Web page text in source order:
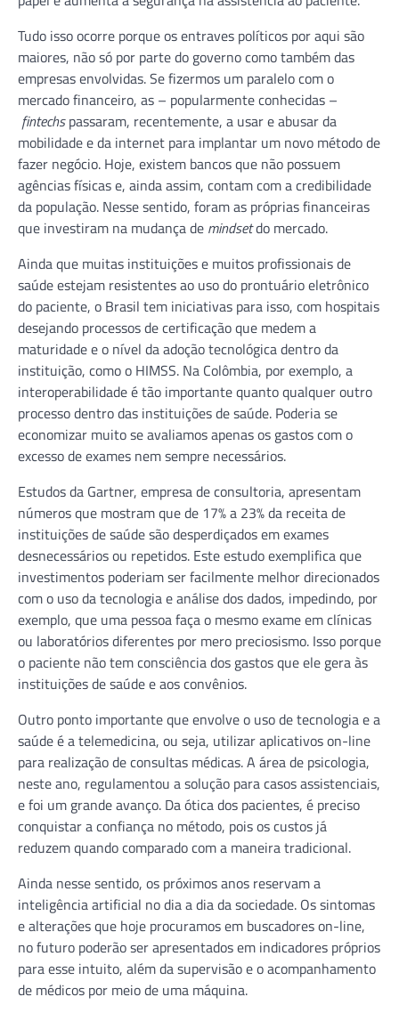
Tudo isso ocorre porque os entraves políticos por aqui são
maiores, não só por parte do governo como também das
empresas envolvidas. Se fizermos um paralelo com o
mercado financeiro, as – popularmente conhecidas –
fintechspassaram, recentemente, a usar e abusar da
mobilidade e da internet para implantar um novo método de
fazer negócio. Hoje, existem bancos que não possuem
agências físicas e, ainda assim, contam com a credibilidade
da população. Nesse sentido, foram as próprias financeiras
que investiram na mudança de mindsetdo mercado.
Ainda que muitas instituições e muitos profissionais de
saúde estejam resistentes ao uso do prontuário eletrônico
do paciente, o Brasil tem iniciativas para isso, com hospitais
desejando processos de certificação que medem a
maturidade e o nível da adoção tecnológica dentro da
instituição, como o HIMSS. Na Colômbia, por exemplo, a
interoperabilidade é tão importante quanto qualquer outro
processo dentro das instituições de saúde. Poderia se
economizar muito se avaliamos apenas os gastos com o
excesso de exames nem sempre necessários.
Estudos da Gartner, empresa de consultoria, apresentam
números que mostram que de 17% a 23% da receita de
instituições de saúde são desperdiçados em exames
desnecessários ou repetidos. Este estudo exemplifica que
investimentos poderiam ser facilmente melhor direcionados
com o uso da tecnologia e análise dos dados, impedindo, por
exemplo, que uma pessoa faça o mesmo exame em clínicas
ou laboratórios diferentes por mero preciosismo. Isso porque
o paciente não tem consciência dos gastos que ele gera às
instituições de saúde e aos convênios.
Outro ponto importante que envolve o uso de tecnologia e a
saúde é a telemedicina, ou seja, utilizar aplicativos on-line
para realização de consultas médicas. A área de psicologia,
neste ano, regulamentou a solução para casos assistenciais,
e foi um grande avanço. Da ótica dos pacientes, é preciso
conquistar a confiança no método, pois os custos já
reduzem quando comparado com a maneira tradicional.
Ainda nesse sentido, os próximos anos reservam a
inteligência artificial no dia a dia da sociedade. Os sintomas
e alterações que hoje procuramos em buscadores on-line,
no futuro poderão ser apresentados em indicadores próprios
para esse intuito, além da supervisão e o acompanhamento
de médicos por meio de uma máquina.